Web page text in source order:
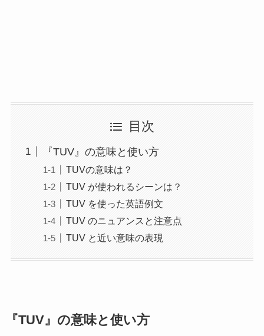
目次
『TUV』の意味と使い方
TUVの意味は？
TUV が使われるシーンは？
TUV を使った英語例文
TUV のニュアンスと注意点
TUV と近い意味の表現
『TUV』の意味と使い方